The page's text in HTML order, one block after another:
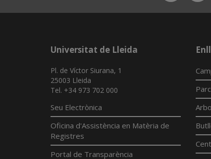
Universitat de Lleida
Pl. de Víctor Siurana, 1
25003 Lleida
Tel. +34 973 702 000
Seu Electrònica
Oficina d'Assistència en Matèria de
Registres
Portal de Transparència